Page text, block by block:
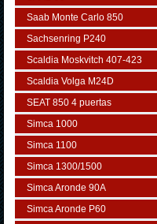
Saab Monte Carlo 850
Sachsenring P240
Scaldia Moskvitch 407-423
Scaldia Volga M24D
SEAT 850 4 puertas
Simca 1000
Simca 1100
Simca 1300/1500
Simca Aronde 90A
Simca Aronde P60